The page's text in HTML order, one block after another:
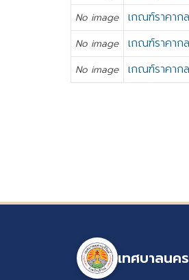
No image เกณฑ์ราคาก
No image เกณฑ์ราคา
No image เกณฑ์ราคาก
เทศบาลนค